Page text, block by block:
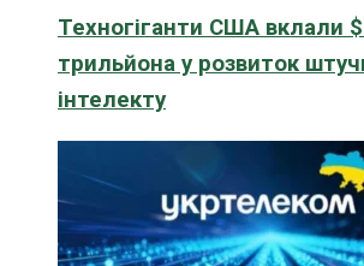
Техногіганти США вклали
трильйона у розвиток
інтелекту